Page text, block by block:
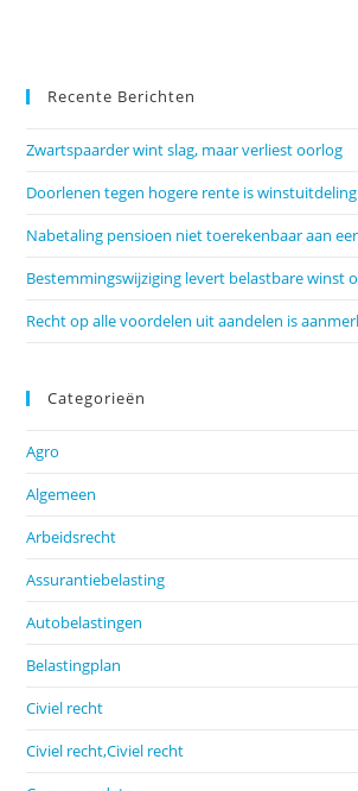
Recente Berichten
Zwartspaarder wint slag, maar verliest oorlog
Doorlenen tegen hogere rente is winstuitdeling
Nabetaling pensioen niet toerekenbaar aan
Bestemmingswijziging levert belastbare winst
Recht op alle voordelen uit aandelen is
Categorieën
Agro
Algemeen
Arbeidsrecht
Assurantiebelasting
Autobelastingen
Belastingplan
Civiel recht
Civiel recht,Civiel recht